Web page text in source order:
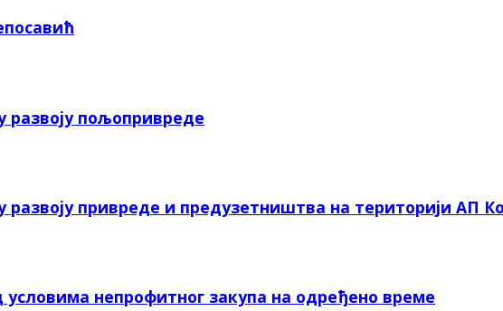
пољопривреде
привреде и предузетништва на територији АП
условима непрофитног закупа на одређено време